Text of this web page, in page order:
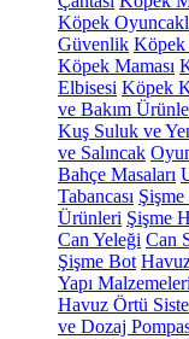
Köpek
Güvenlik Köpek
Köpek Maması
Elbisesi Köpek
ve Bakım
Kuş Suluk ve
ve Salıncak
Bahçe Masaları
Tabancası
Ürünleri Şişme
Can Yeleği Can
Şişme Bot
Yapı Malzemeleri
Havuz Örtü
ve Dozaj